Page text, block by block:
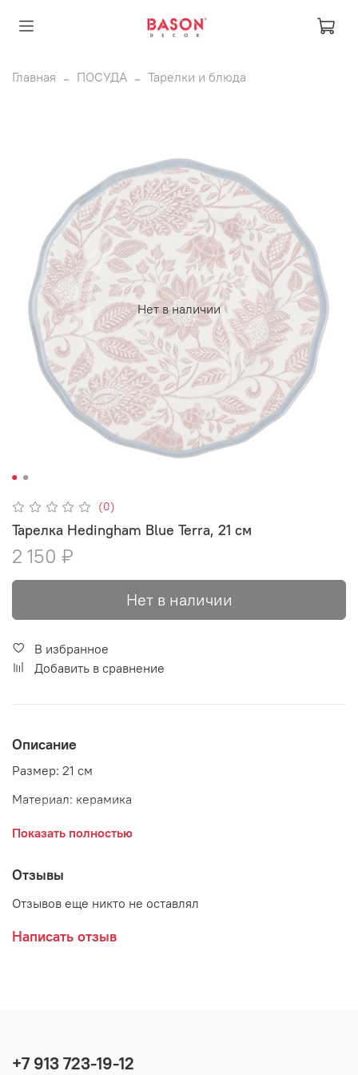
Главная ПОСУДА Тарелки и блюда
Нет в наличии
(0)
Тарелка Hedingham Blue Terra, 21 см
2 150 ₽
Нет в наличии
В избранное
Добавить в сравнение
Описание
Размер: 21 см
Материал: керамика
Бренд: Laura Ashley
Изготовлено из высококачественной керамики,
отличается прочностью и изысканной отделкой.
Показать полностью
Отзывы
Отзывов еще никто не оставлял
Написать отзыв
+7 913 723-19-12